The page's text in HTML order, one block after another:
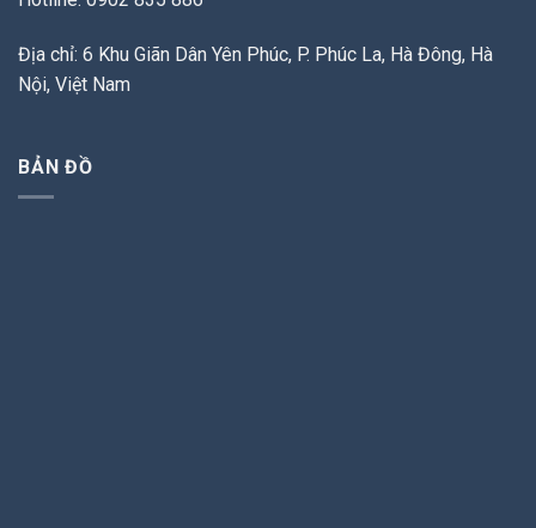
Địa chỉ: 6 Khu Giãn Dân Yên Phúc, P. Phúc La, Hà Đông, Hà
Nội, Việt Nam
BẢN ĐỒ